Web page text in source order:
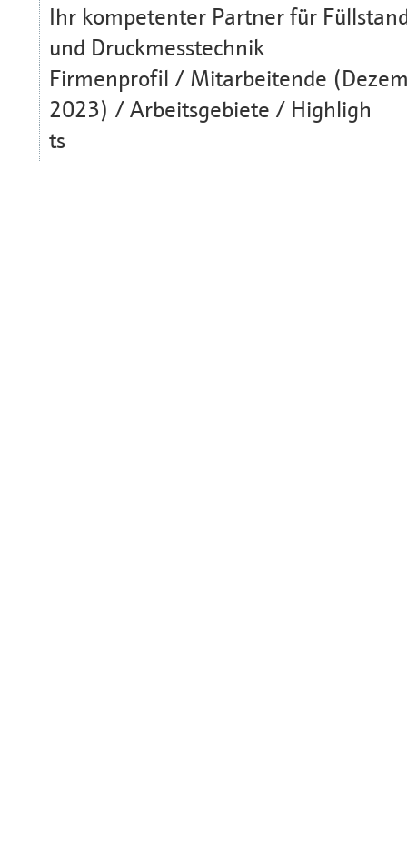
Ihr kompetenter Partner für
und Druckmesstechnik
Firmenprofil / Mitarbeitende
2023) / Arbeitsgebiete / Highligh
ts